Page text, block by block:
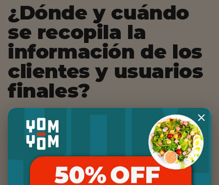
¿Dónde y cuándo
se recopila la
información de los
clientes y usuarios
finales?
Yom Yom recopilará la información personal que
nos envíe. También podemos recibir
información personal sobre usted de terceros
como se describe anteriormente.